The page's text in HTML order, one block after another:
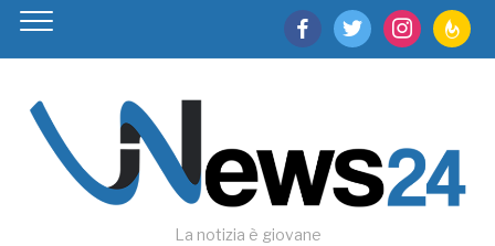
facebooktwitter instagram
La notizia è giovane